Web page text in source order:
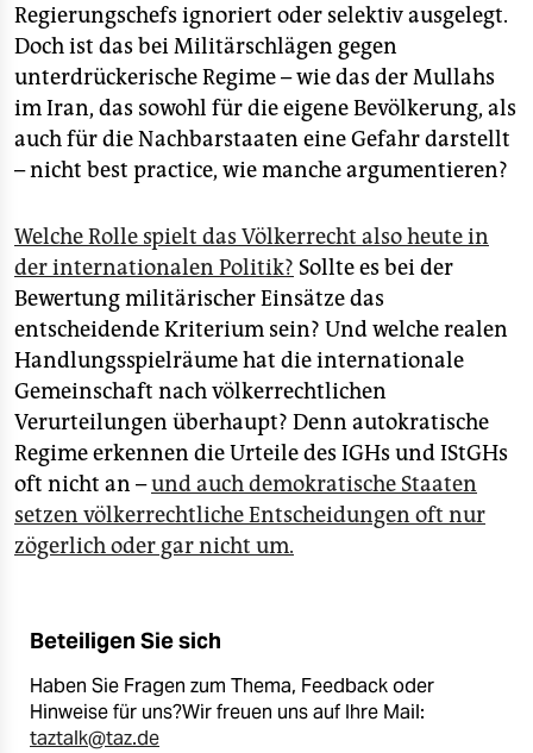
Regierungschefs ignoriert oder selektiv ausgelegt.
Doch ist das bei Militärschlägen gegen
unterdrückerische Regime – wie das der Mullahs
im Iran, das sowohl für die eigene Bevölkerung, als
auch für die Nachbarstaaten eine Gefahr darstellt
– nicht best practice, wie manche argumentieren?
Welche Rolle spielt das Völkerrecht also heute in
der internationalen Politik? Sollte es bei der
Bewertung militärischer Einsätze das
entscheidende Kriterium sein? Und welche realen
Handlungsspielräume hat die internationale
Gemeinschaft nach völkerrechtlichen
Verurteilungen überhaupt? Denn autokratische
Regime erkennen die Urteile des IGHs und IStGHs
oft nicht an –und auch demokratische Staaten
setzen völkerrechtliche Entscheidungen oft nur
zögerlich oder gar nicht um.
Beteiligen Sie sich
Haben Sie Fragen zum Thema, Feedback oder
Hinweise für uns?Wir freuen uns auf Ihre Mail:
taztalk@taz.de